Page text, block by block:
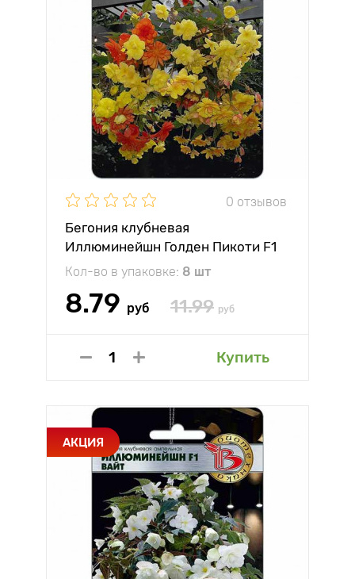
0 отзывов
Бегония клубневая
Иллюминейшн Голден Пикоти F1
Биотехника
Кол-во в упаковке: 8 шт
8.79 руб 11.99 руб
Купить
АКЦИЯ